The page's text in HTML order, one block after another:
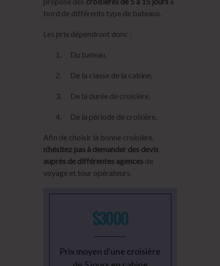
bord de différents type de bateaux.
Les prix dépendront donc :
Du bateau,
De la classe de la cabine,
De la durée de croisière,
De la période de croisière.
Afin de choisir la bonne croisière,
n’hésitez pas à demander des devis
auprès de différentes agencesde
voyage et tour opérateurs.
$3000
Prix moyen d'une croisière